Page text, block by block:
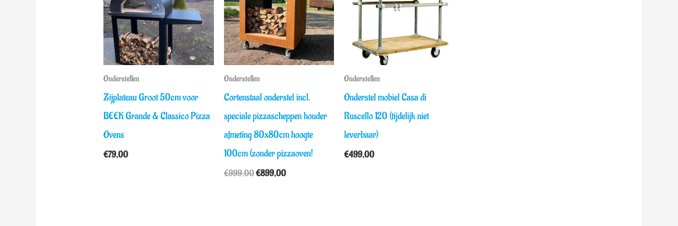
Onderstellen
Zijplateau Groot 50cm voor
BEEK Grande & Classico Pizza
Ovens
€79,00
Onderstellen
Cortenstaal onderstel incl.
speciale pizzascheppen houder
afmeting 80x80cm hoogte
100cm (zonder pizzaoven!
€999,00€899,00
Onderstellen
Onderstel mobiel Casa di
Ruscello 120 (tijdelijk niet
leverbaar)
€499,00